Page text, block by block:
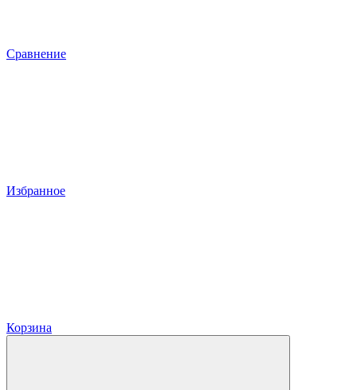
Сравнение
Избранное
Корзина